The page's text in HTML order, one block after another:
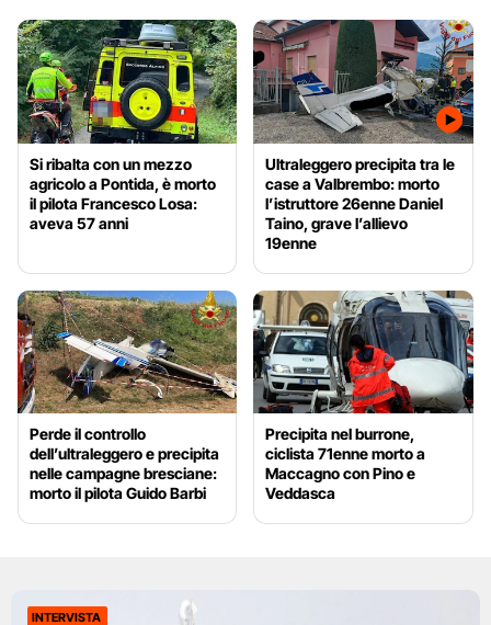
Si ribalta con un mezzo
agricolo a Pontida, è morto
il pilota Francesco Losa:
aveva 57 anni
Ultraleggero precipita tra le
case a Valbrembo: morto
l’istruttore 26enne Daniel
Taino, grave l’allievo
19enne
Perde il controllo
dell’ultraleggero e precipita
nelle campagne bresciane:
morto il pilota Guido Barbi
Precipita nel burrone,
ciclista 71enne morto a
Maccagno con Pino e
Veddasca
INTERVISTA